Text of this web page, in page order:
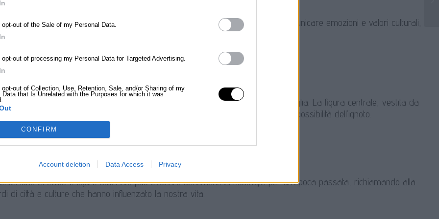
opt-out of the Sale of my Personal Data.
opt-out of processing my Personal Data for Targeted Advertising.
opt-out of Collection, Use, Retention, Sale, and/or Sharing of my
Data that Is Unrelated with the Purposes for which it was
CONFIRM
Account deletion Data Access Privacy
l’estetica architettonica, evidenziando come il design degli edifici possa comunicare emozioni e valori culturali,
l’esperienza visiva degli spettatori.
presenta una composizione surreale e colorata che suscita un senso di meraviglia. La figura centrale, vestita da
evoca l’idea di esplorazione e scoperta, invitando lo spettatore a riflettere sulle possibilità dell’ignoto.
di edifici e figure stilizzate può evocare sentimenti di nostalgia per un’epoca passata, richiamando alla
di città e culture che hanno influenzato la nostra vita.